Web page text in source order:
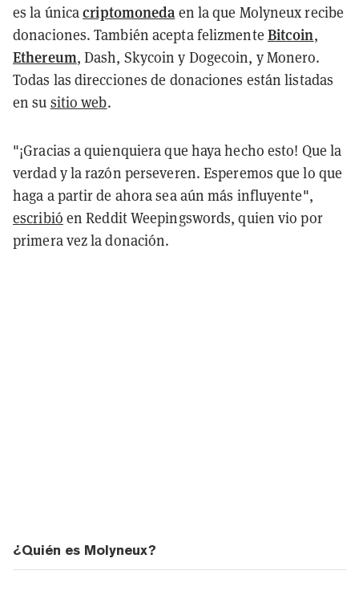
es la únicacriptomonedaen la que Molyneux recibe
donaciones. También acepta felizmente Bitcoin,
Ethereum, Dash, Skycoin y Dogecoin, y Monero.
Todas las direcciones de donaciones están listadas
en su sitio web.
"¡Gracias a quienquiera que haya hecho esto! Que la
verdad y la razón perseveren. Esperemos que lo que
haga a partir de ahora sea aún más influyente",
escribió en Reddit Weepingswords, quien vio por
primera vez la donación.
¿Quién es Molyneux?